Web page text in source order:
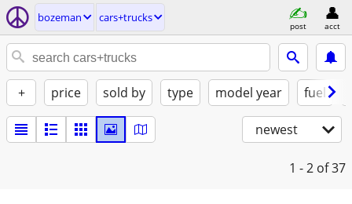
bozeman cars+trucks
post acct
+ price sold by type model year fuel
newest
1 - 2 of 37